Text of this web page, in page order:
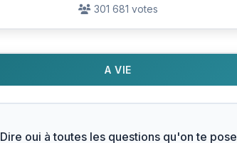
301 681 votes
A VIE
Dire oui à toutes les questions qu'on te pose